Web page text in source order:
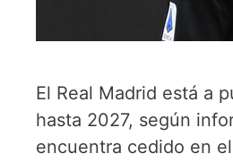
El Real Madrid está a
hasta 2027, según
encuentra cedido en